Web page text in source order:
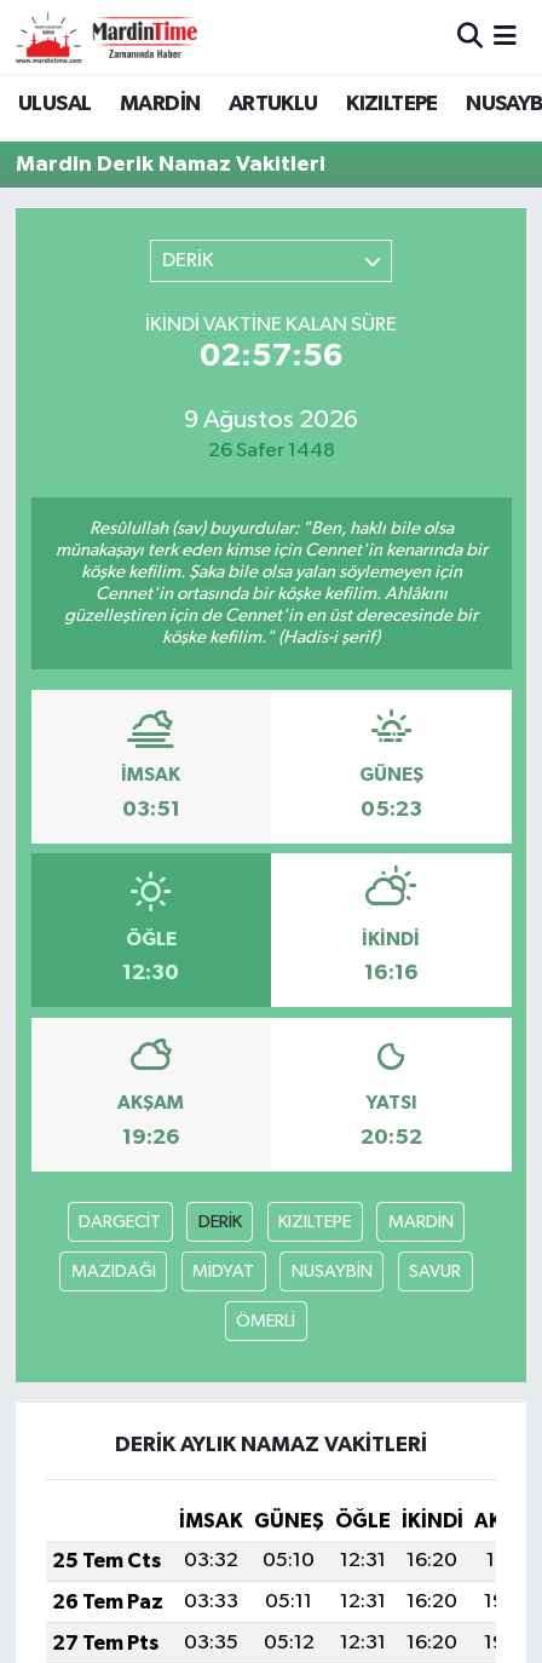
ULUSAL MARDİN ARTUKLU KIZILTEPE
Mardin Derik Namaz Vakitleri
DERİK
İKINDI VAKTINE KALAN SÜRE
02:57:56
9 Ağustos 2026
26 Safer 1448
Resûlullah (sav) buyurdular: "Ben, haklı bile olsa
münakaşayı terk eden kimse için Cennet'in kenarında bir
köşke kefilim. Şaka bile olsa yalan söylemeyen için
Cennet'in ortasında bir köşke kefilim. Ahlâkını
güzelleştiren için de Cennet'in en üst derecesinde bir
köşke kefilim." (Hadis-i şerif)
İMSAK
03:51
GÜNEŞ
05:23
ÖĞLE
12:30
İKINDI
16:16
AKŞAM
19:26
YATSI
20:52
DARGECİT DERİK KIZILTEPE MARDİN
MAZIDAĞI MİDYAT NUSAYBİN SAVUR
ÖMERLİ
DERİK AYLIK NAMAZ VAKITLERI
İMSAK GÜNEŞ ÖĞLE İKINDI
25 Tem Cts
03:32 05:10 12:31 16:20
19:41
26 Tem Paz
03:33 05:11 12:31 16:20
19:40
27 Tem Pts
03:35 05:12 12:31 16:20
19:39
Mardin Nöbetçi Eczaneler
Mardin Hava Durumu
Mardin Namaz Vakitleri
Mardin Trafik Yoğunluk Haritası
Son Dakika Haberleri
Haber Arşivi